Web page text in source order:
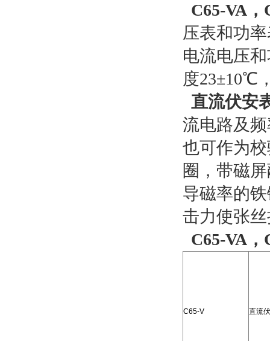
C65-VA
压表和功
电流电压
度23±10℃
直流伏安
流电路及
也可作为
圈，带磁
导磁率的
击力使张
C65-VA
C65-V 直流